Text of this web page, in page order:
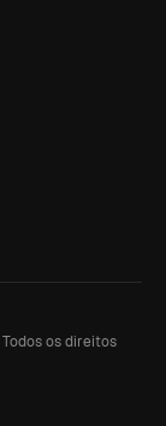
Todos os direitos